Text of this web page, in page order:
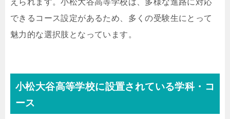
えられます。小松大谷高等学校は、多様な進路に対応
できるコース設定があるため、多くの受験生にとって
魅力的な選択肢となっています。
小松大谷高等学校に設置されている学科・コ
ース